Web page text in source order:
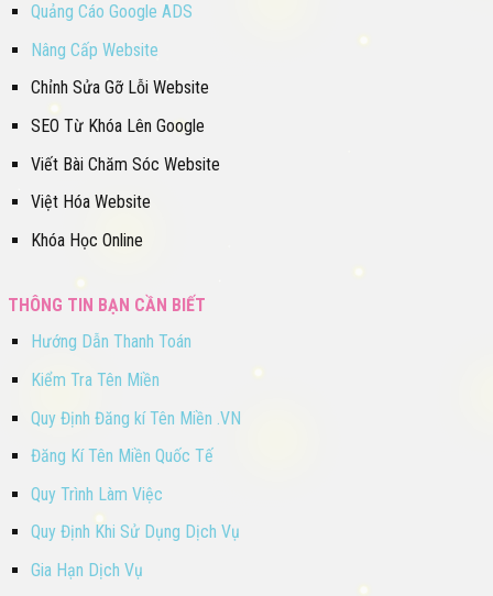
Quảng Cáo Google ADS
Nâng Cấp Website
Chỉnh Sửa Gỡ Lỗi Website
SEO Từ Khóa Lên Google
Viết Bài Chăm Sóc Website
Việt Hóa Website
Khóa Học Online
THÔNG TIN BẠN CẦN BIẾT
Hướng Dẫn Thanh Toán
Kiểm Tra Tên Miền
Quy Định Đăng kí Tên Miền .VN
Đăng Kí Tên Miền Quốc Tế
Quy Trình Làm Việc
Quy Định Khi Sử Dụng Dịch Vụ
Gia Hạn Dịch Vụ